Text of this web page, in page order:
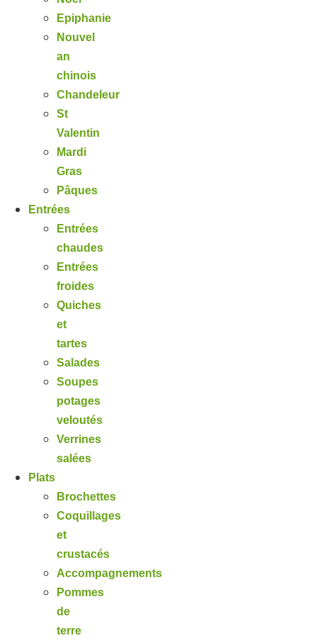
Epiphanie
Nouvel
an
chinois
Chandeleur
St
Valentin
Mardi
Gras
Pâques
Entrées
Entrées
chaudes
Entrées
froides
Quiches
et
tartes
Salades
Soupes
potages
veloutés
Verrines
salées
Plats
Brochettes
Coquillages
et
crustacés
Accompagnements
Pommes
de
terre